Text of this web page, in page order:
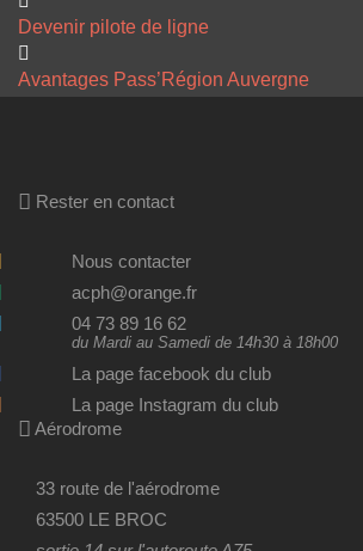
Devenir pilote de ligne
Avantages Pass’Région Auvergne
Rester en contact
Nous contacter
acph@orange.fr
04 73 89 16 62
du Mardi au Samedi de 14h30 à 18h00
La page facebook du club
La page Instagram du club
Aérodrome
33 route de l'aérodrome
63500 LE BROC